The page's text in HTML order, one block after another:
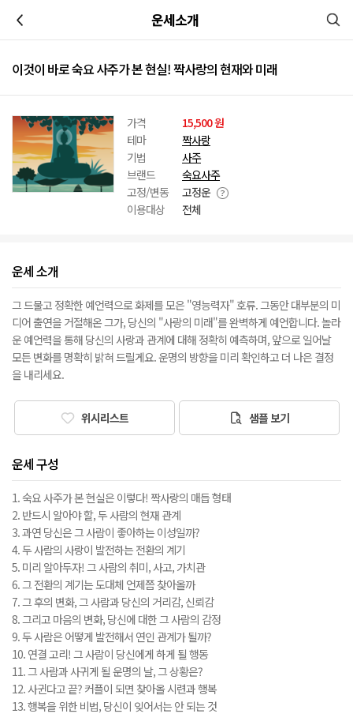
운세소개
이것이 바로 숙요 사주가 본 현실! 짝사랑의 현재와 미래
가격
15,500 원
테마
짝사랑
기법
사주
브랜드
숙요사주
고정/변동
고정운
이용대상
전체
운세 소개
그 드물고 정확한 예언력으로 화제를 모은 "영능력자" 호류. 그동안 대부분의 미
디어 출연을 거절해온 그가, 당신의 "사랑의 미래"를 완벽하게 예언합니다. 놀라
운 예언력을 통해 당신의 사랑과 관계에 대해 정확히 예측하며, 앞으로 일어날
모든 변화를 명확히 밝혀 드릴게요. 운명의 방향을 미리 확인하고 더 나은 결정
을 내리세요.
위시리스트 샘플 보기
운세 구성
1. 숙요 사주가 본 현실은 이렇다! 짝사랑의 매듭 형태
2. 반드시 알아야 할, 두 사람의 현재 관계
3. 과연 당신은 그 사람이 좋아하는 이성일까?
4. 두 사람의 사랑이 발전하는 전환의 계기
5. 미리 알아두자! 그 사람의 취미, 사고, 가치관
6. 그 전환의 계기는 도대체 언제쯤 찾아올까
7. 그 후의 변화, 그 사람과 당신의 거리감, 신뢰감
8. 그리고 마음의 변화, 당신에 대한 그 사람의 감정
9. 두 사람은 어떻게 발전해서 연인 관계가 될까?
10. 연결 고리! 그 사람이 당신에게 하게 될 행동
11. 그 사람과 사귀게 될 운명의 날, 그 상황은?
12. 사귄다고 끝? 커플이 되면 찾아올 시련과 행복
13. 행복을 위한 비법, 당신이 잊어서는 안 되는 것